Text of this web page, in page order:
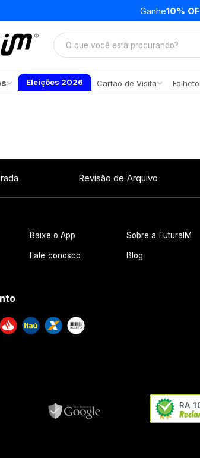
Ganhe10%
Eleições 2026 Cartão de Visita
Revisão de Arquivo
Baixe o App Sobre a FuturaIM
Fale conosco Blog
RA